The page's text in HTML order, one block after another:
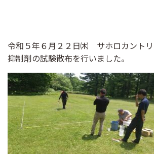
令和５年６月２２日㈭ サホロカント
抑制剤の試験散布を行いました。